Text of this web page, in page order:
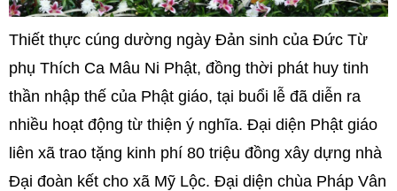
Thiết thực cúng dường ngày Đản sinh của Đức Từ
phụ Thích Ca Mâu Ni Phật, đồng thời phát huy tinh
thần nhập thế của Phật giáo, tại buổi lễ đã diễn ra
nhiều hoạt động từ thiện ý nghĩa. Đại diện Phật giáo
liên xã trao tặng kinh phí 80 triệu đồng xây dựng nhà
Đại đoàn kết cho xã Mỹ Lộc. Đại diện chùa Pháp Vân